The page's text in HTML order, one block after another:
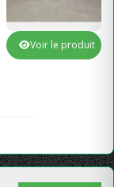
Voir le produit